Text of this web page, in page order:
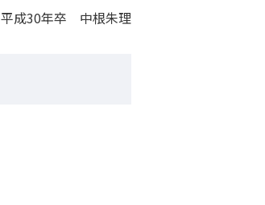
平成30年卒 中根朱理